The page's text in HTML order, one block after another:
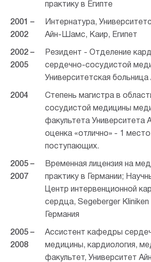
практику в Египте
2001 –
2002
Интернатура,
Айн-Шамс, Каир, Египет
2002 –
2005
Резидент - Отделение
сердечно-сосудистой
Университетская
2004
Степень магистра в
сосудистой медицины
факультета Университета
оценка «отлично» - 1
поступающих.
2005 –
2007
Временная лицензия на
практику в Германии;
Центр интервенционной
сердца, Segeberger
Германия
2005 –
2008
Ассистент кафедры
медицины, кардиология,
факультет, Университет